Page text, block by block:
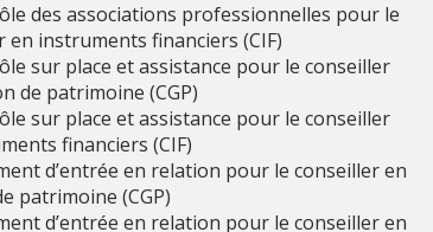
des associations professionnelles pour le
en instruments financiers (CIF)
sur place et assistance pour le conseiller
de patrimoine (CGP)
sur place et assistance pour le conseiller
financiers (CIF)
d’entrée en relation pour le conseiller en
patrimoine (CGP)
d’entrée en relation pour le conseiller en